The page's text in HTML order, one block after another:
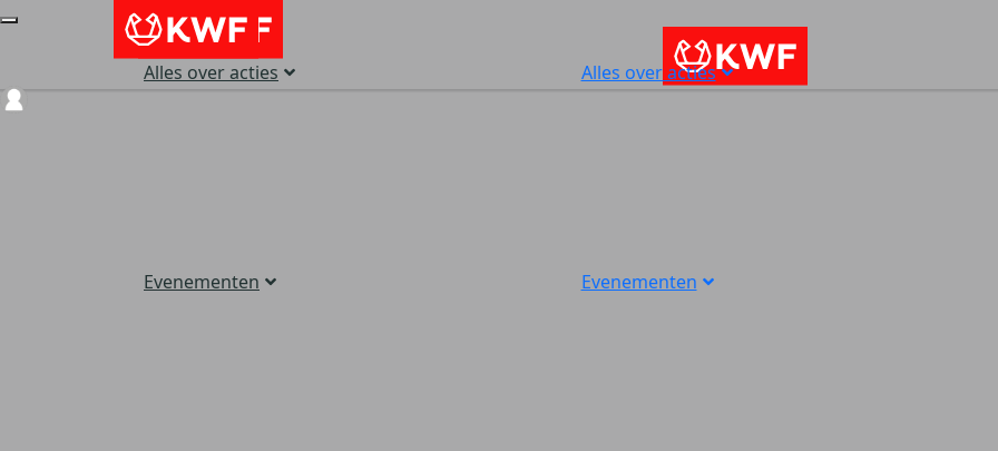
Alles over acties
Evenementen
Alles over acties
Evenementen